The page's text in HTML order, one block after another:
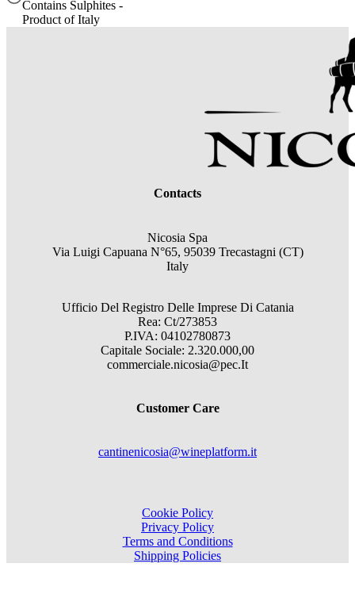
Contains Sulphites -
Product of Italy
Contacts
Nicosia Spa
Via Luigi Capuana N°65, 95039 Trecastagni (CT)
Italy
Ufficio Del Registro Delle Imprese Di Catania
Rea: Ct/273853
P.IVA: 04102780873
Capitale Sociale: 2.320.000,00
commerciale.nicosia@pec.It
Customer Care
cantinenicosia@wineplatform.it
Cookie Policy
Privacy Policy
Terms and Conditions
Shipping Policies